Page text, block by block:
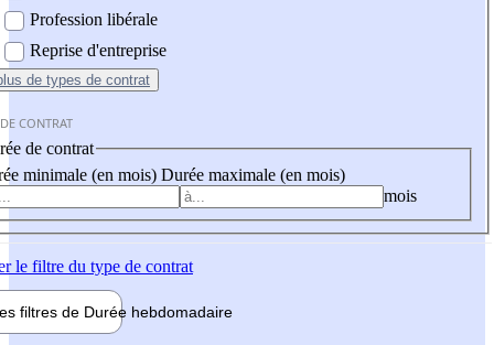
Profession libérale
Reprise d'entreprise
de types de contrat
CONTRAT
de contrat
minimale (en mois) Durée maximale (en mois)
mois
le filtre du type de contrat
filtres de Durée hebdomadaire